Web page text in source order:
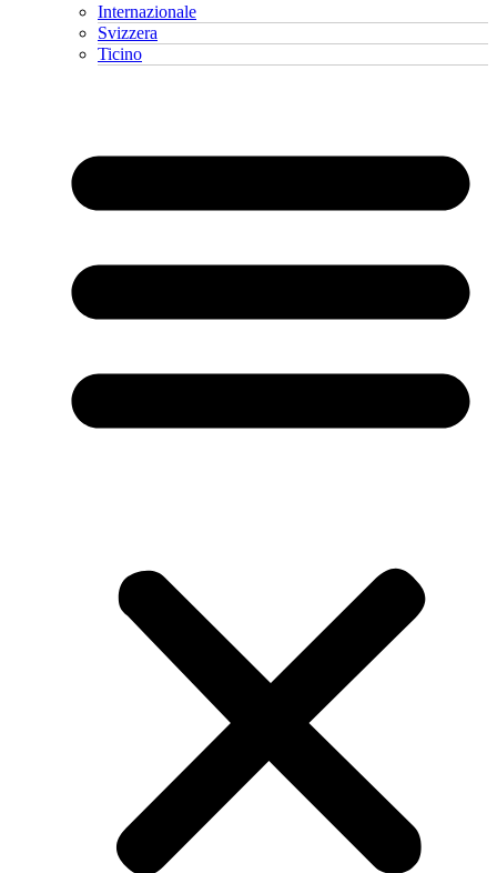
Internazionale
Svizzera
Ticino